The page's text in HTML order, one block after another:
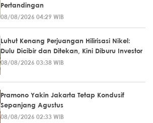
Pertandingan
08/08/2026 04:29 WIB
Luhut Kenang Perjuangan Hilirisasi Nikel:
Dulu Dicibir dan Ditekan, Kini Diburu Investor
08/08/2026 03:38 WIB
Pramono Yakin Jakarta Tetap Kondusif
Sepanjang Agustus
08/08/2026 02:33 WIB